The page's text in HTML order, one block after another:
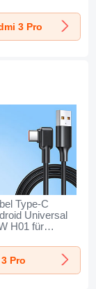
Redmi 3
Blau3 Pro
Type-C
Universal
H01 für
Schwarz
Pro